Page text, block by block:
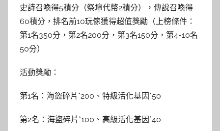
史詩召喚得5積分（祭壇代幣2積分），傳說召喚得
60積分，排名前10玩傢獲得超值獎勵（上榜條件：
第1名350分，第2名200分，第3名150分，第4-10名
50分）
活動獎勵：
第1名：海盜碎片*200、特級活化基因*50
第2名：海盜碎片*100、高級活化基因*40